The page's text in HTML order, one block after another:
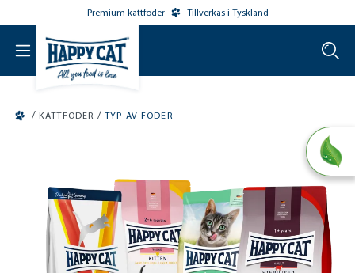
Premium kattfoder Tillverkas i Tyskland
/ KATTFODER / TYP AV FODER